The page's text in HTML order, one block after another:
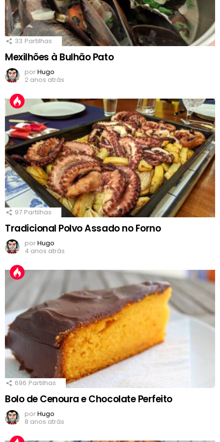
33 Partilhas
Mexilhões à Bulhão Pato
porHugo
2 anos atrás
97 Partilhas
Tradicional Polvo Assado no Forno
porHugo
4 anos atrás
696 Partilhas
Bolo de Cenoura e Chocolate Perfeito
porHugo
8 anos atrás